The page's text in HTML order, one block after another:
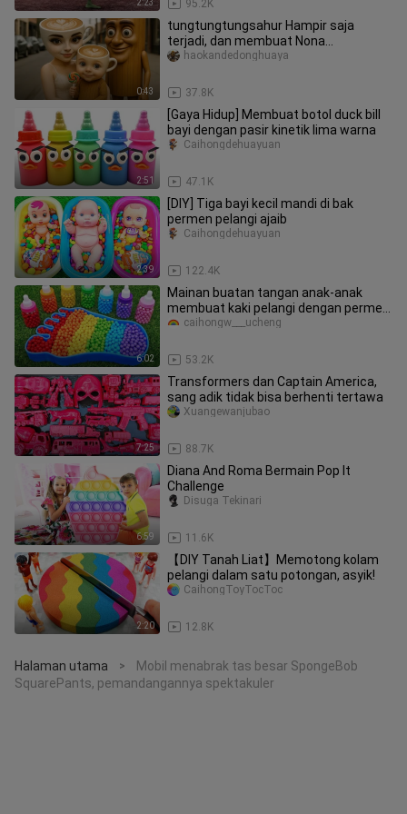
2:23 95.2K
0:43
tungtungtungsahur Hampir saja
terjadi, dan membuat Nona
Cappuccino dan anak itu menangis
37.8K
haokandedonghuaya
2:51
[Gaya Hidup] Membuat botol duck bill
bayi dengan pasir kinetik lima warna
47.1K
Caihongdehuayuan
2:39
[DIY] Tiga bayi kecil mandi di bak
permen pelangi ajaib
122.4K
Caihongdehuayuan
6:02
Mainan buatan tangan anak-anak
membuat kaki pelangi dengan permen
pelangi
53.2K
caihongw___ucheng
7:25
Transformers dan Captain America,
sang adik tidak bisa berhenti tertawa
88.7K
Xuangewanjubao
6:59
Diana And Roma Bermain Pop It
Challenge
11.6K
Disuga Tekinari
2:20
【DIY Tanah Liat】Memotong kolam
pelangi dalam satu potongan, asyik!
12.8K
CaihongToyTocToc
Halaman utama >
Mobil menabrak tas besar SpongeBob
SquarePants, pemandangannya spektakuler